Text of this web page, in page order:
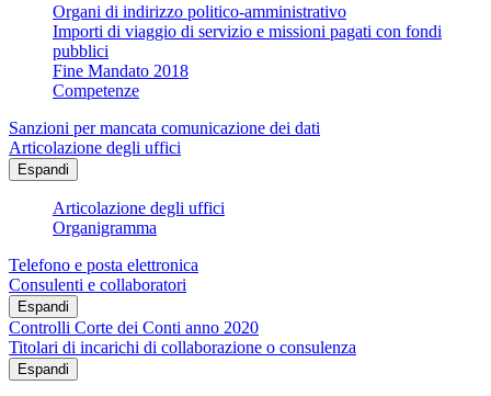
Organi di indirizzo politico-amministrativo
Importi di viaggio di servizio e missioni pagati con fondi
pubblici
Fine Mandato 2018
Competenze
Sanzioni per mancata comunicazione dei dati
Articolazione degli uffici
Espandi
Articolazione degli uffici
Organigramma
Telefono e posta elettronica
Consulenti e collaboratori
Espandi
Controlli Corte dei Conti anno 2020
Titolari di incarichi di collaborazione o consulenza
Espandi